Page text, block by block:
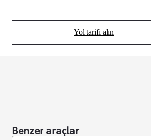
Yol tarifi alın
(Opens in new tab)
Benzer araçlar